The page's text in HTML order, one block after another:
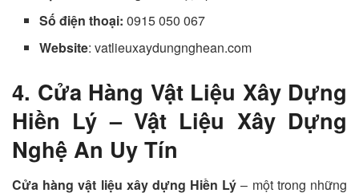
Số điện thoại:0915 050 067
Website: vatlieuxaydungnghean.com
4. Cửa Hàng Vật Liệu Xây Dựng
Hiền Lý – Vật Liệu Xây Dựng
Nghệ An Uy Tín
Cửa hàng vật liệu xây dựng Hiền Lý – một trong những